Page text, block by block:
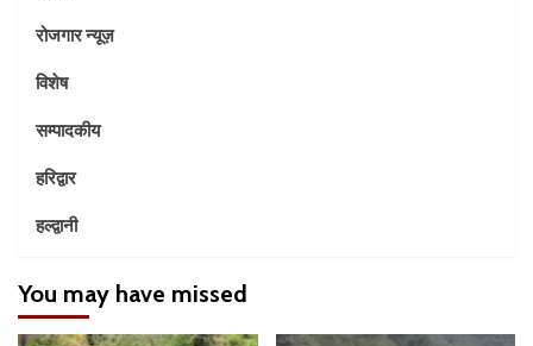
रोजगार न्यूज़
विशेष
सम्पादकीय
हरिद्वार
हल्द्वानी
You may have missed